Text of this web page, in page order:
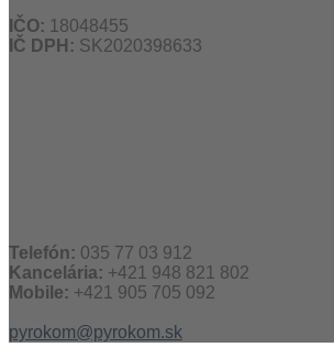
IČO: 18048455
IČ DPH: SK2020398633
Telefón: 035 77 03 912
Kancelária: +421 948 821 802
Mobile: +421 905 705 092
pyrokom@pyrokom.sk